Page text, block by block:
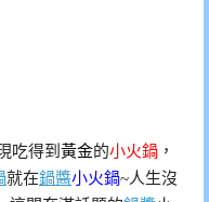
吃得到 黃金的小火鍋 ，
就在鍋醬小火鍋~人生沒